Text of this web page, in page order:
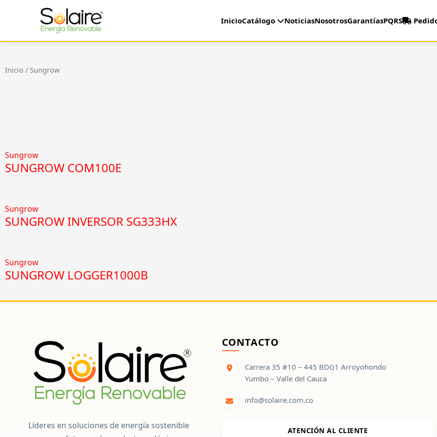
InicioCatálogo NoticiasNosotrosGarantíasPQRS
Inicio / Sungrow
Sungrow
SUNGROW COM100E
Sungrow
SUNGROW INVERSOR SG333HX
Sungrow
SUNGROW LOGGER1000B
Líderes en soluciones de energía sostenible
CONTACTO
Carrera 35 #10 – 445 BDG1 Arroyohondo
Yumbo – Valle del Cauca
info@solaire.com.co
ATENCIÓN AL CLIENTE